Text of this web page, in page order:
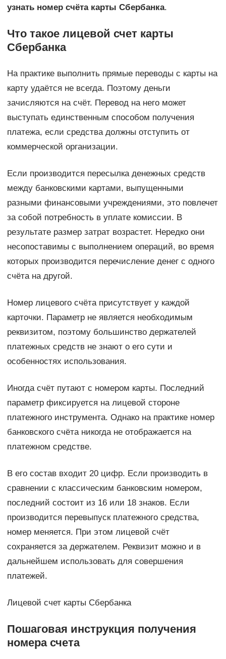
узнать номер счёта карты Сбербанка.
Что такое лицевой счет карты
Сбербанка
На практике выполнить прямые переводы с карты на
карту удаётся не всегда. Поэтому деньги
зачисляются на счёт. Перевод на него может
выступать единственным способом получения
платежа, если средства должны отступить от
коммерческой организации.
Если производится пересылка денежных средств
между банковскими картами, выпущенными
разными финансовыми учреждениями, это повлечет
за собой потребность в уплате комиссии. В
результате размер затрат возрастет. Нередко они
несопоставимы с выполнением операций, во время
которых производится перечисление денег с одного
счёта на другой.
Номер лицевого счёта присутствует у каждой
карточки. Параметр не является необходимым
реквизитом, поэтому большинство держателей
платежных средств не знают о его сути и
особенностях использования.
Иногда счёт путают с номером карты. Последний
параметр фиксируется на лицевой стороне
платежного инструмента. Однако на практике номер
банковского счёта никогда не отображается на
платежном средстве.
В его состав входит 20 цифр. Если производить в
сравнении с классическим банковским номером,
последний состоит из 16 или 18 знаков. Если
производится перевыпуск платежного средства,
номер меняется. При этом лицевой счёт
сохраняется за держателем. Реквизит можно и в
дальнейшем использовать для совершения
платежей.
Лицевой счет карты Сбербанка
Пошаговая инструкция получения
номера счета